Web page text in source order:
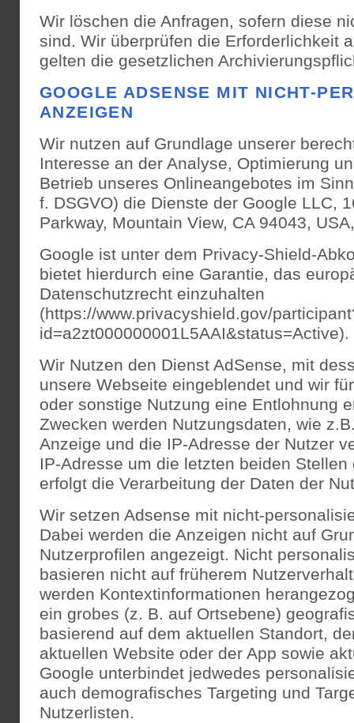
Wir löschen die Anfragen, sofern diese
sind. Wir überprüfen die Erforderlichkeit
gelten die gesetzlichen
GOOGLE ADSENSE MIT NICHT-
ANZEIGEN
Wir nutzen auf Grundlage unserer
Interesse an der Analyse, Optimierung
Betrieb unseres Onlineangebotes im
f. DSGVO) die Dienste der Google LLC,
Parkway, Mountain View, CA 94043,
Google ist unter dem Privacy-Shield-
bietet hierdurch eine Garantie, das
Datenschutzrecht einzuhalten
(https://www.privacyshield.gov/
id=a2zt000000001L5AAI&status=Active).
Wir Nutzen den Dienst AdSense, mit
unsere Webseite eingeblendet und wir
oder sonstige Nutzung eine Entlohnung
Zwecken werden Nutzungsdaten, wie
Anzeige und die IP-Adresse der Nutzer
IP-Adresse um die letzten beiden
erfolgt die Verarbeitung der Daten der
Wir setzen Adsense mit nicht-
Dabei werden die Anzeigen nicht auf
Nutzerprofilen angezeigt. Nicht
basieren nicht auf früherem
werden Kontextinformationen
ein grobes (z. B. auf Ortsebene)
basierend auf dem aktuellen Standort,
aktuellen Website oder der App sowie
Google unterbindet jedwedes
auch demografisches Targeting und
Nutzerlisten.